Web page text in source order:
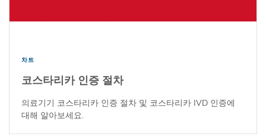
차트
코스타리카 인증 절차
의료기기 코스타리카 인증 절차 및 코스타리카 IVD 인증에
대해 알아보세요.